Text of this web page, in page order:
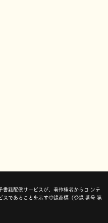
書籍配信サービスが、著作権者からコ ンテ
スであることを示す登録商標（登録 番号 第